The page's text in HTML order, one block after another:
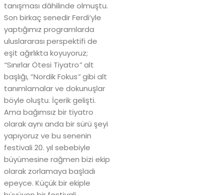
tanışması dâhilinde olmuştu.
Son birkaç senedir Ferdi’yle
yaptığımız programlarda
uluslararası perspektifi de
eşit ağırlıkta koyuyoruz;
“Sınırlar Ötesi Tiyatro”alt
başlığı, “Nordik Fokus”gibi alt
tanımlamalar ve dokunuşlar
böyle oluştu. İçerik gelişti.
Ama bağımsız bir tiyatro
olarak aynı anda bir sürü şeyi
yapıyoruz ve bu senenin
festivali 20. yıl sebebiyle
büyümesine rağmen bizi ekip
olarak zorlamaya başladı
epeyce. Küçük bir ekiple